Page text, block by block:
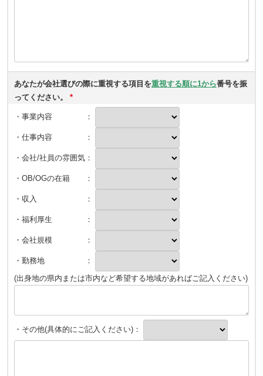
あなたが会社選びの際に重視する項目を重視する順に1から番号を振
ってください。
*
・事業内容 ：
・仕事内容 ：
・会社/社員の雰囲気：
・OB/OGの在籍 ：
・収入 ：
・福利厚生 ：
・会社規模 ：
・勤務地 ：
(出身地の県内または市内など希望する地域があればご記入ください)
・その他(具体的にご記入ください)：